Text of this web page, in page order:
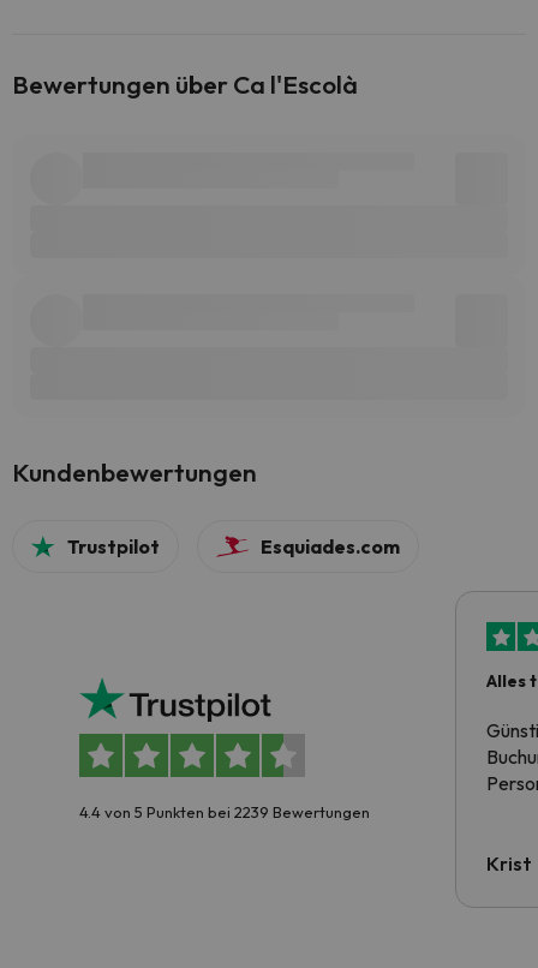
Bewertungen über Ca l'Escolà
Kundenbewertungen
Trustpilot Esquiades.com
4.4 von 5 Punkten bei 2239 Bewertungen
Alles
Krist